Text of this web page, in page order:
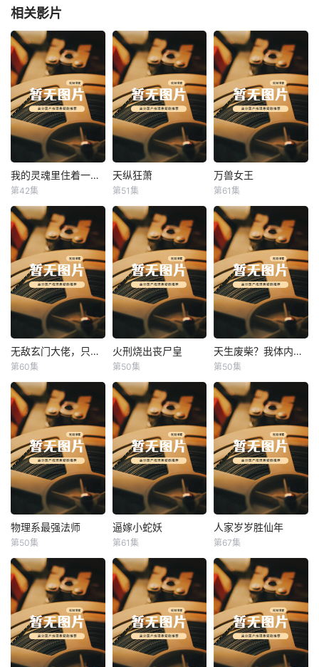
相关影片
我的灵魂里住着一条龙 我的灵魂里住着一条龙
第42集
天纵狂萧
天纵狂萧
第51集
万兽女王
万兽女王
第61集
无敌玄门大佬，只听姐姐的话 无敌玄门大佬，只听姐姐的话
第60集
火刑烧出丧尸皇
火刑烧出丧尸皇
第50集
天生废柴？我体内有神血 天生废柴？我体内有神血
第50集
物理系最强法师
物理系最强法师
第50集
逼嫁小蛇妖
逼嫁小蛇妖
第61集
人家岁岁胜仙年
人家岁岁胜仙年
第67集